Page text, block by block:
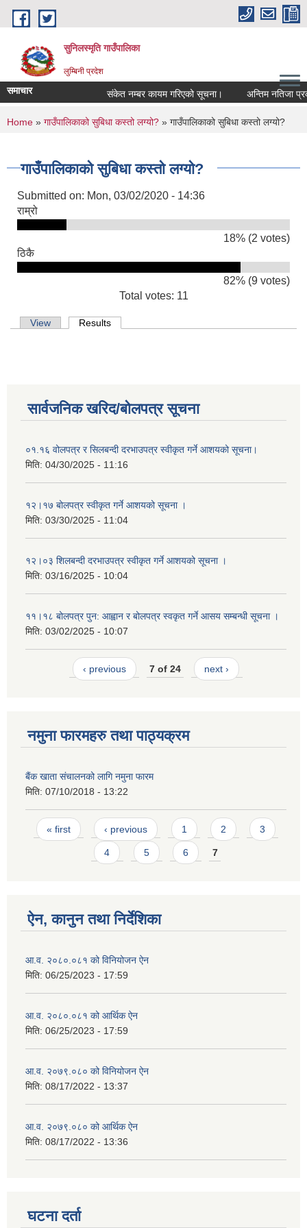
Skip to main content
सुनिलस्मृति गाउँपालिका
लुम्बिनी प्रदेश
समाचार संकेत नम्बर कायम गरिएको सूचना। अन्तिम नतिजा
You are here
Home » गाउँपालिकाको सुबिधा कस्तो लग्यो? » गाउँपालिकाको सुबिधा कस्तो लग्यो?
गाउँपालिकाको सुबिधा कस्तो लग्यो?
Submitted on: Mon, 03/02/2020 - 14:36
राम्रो
18% (2 votes)
ठिकै
82% (9 votes)
Total votes: 11
Primary tabs
View Results
सार्वजनिक खरिद/बोलपत्र सूचना
०१.१६ वोलपत्र र सिलबन्दी दरभाउपत्र स्वीकृत गर्ने आशयको सूचना।
मिति: 04/30/2025 - 11:16
१२।१७ बोलपत्र स्वीकृत गर्ने आशयको सूचना ।
मिति: 03/30/2025 - 11:04
१२।०३ शिलबन्दी दरभाउपत्र स्वीकृत गर्ने आशयको सूचना ।
मिति: 03/16/2025 - 10:04
११।१८ बोलपत्र पुन: आह्वान र बोलपत्र स्वकृत गर्ने आसय सम्बन्धी सूचना ।
मिति: 03/02/2025 - 10:07
‹ previous 7 of 24 next ›
नमुना फारमहरु तथा पाठ्यक्रम
बैंक खाता संचालनको लागि नमुना फारम
मिति: 07/10/2018 - 13:22
Pages
« first ‹ previous 1 2 3
4 5 6 7
ऐन, कानुन तथा निर्देशिका
आ.व. २०८०.०८१ को विनियोजन ऐन
मिति: 06/25/2023 - 17:59
आ.व. २०८०.०८१ को आर्थिक ऐन
मिति: 06/25/2023 - 17:59
आ.व. २०७९.०८० को विनियोजन ऐन
मिति: 08/17/2022 - 13:37
आ.व. २०७९.०८० को आर्थिक ऐन
मिति: 08/17/2022 - 13:36
घटना दर्ता